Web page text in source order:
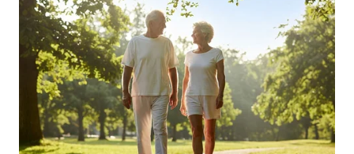
WN
LANGKAT
WN
TAPANULI
SELATAN